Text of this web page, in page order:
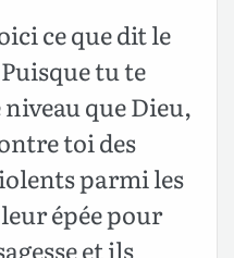
ce que dit le
tu te
que Dieu,
toi des
parmi les
épée pour
et ils